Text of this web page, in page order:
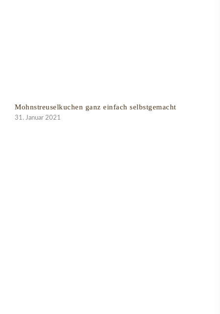
Mohnstreuselkuchen ganz einfach selbstgemacht
31. Januar 2021